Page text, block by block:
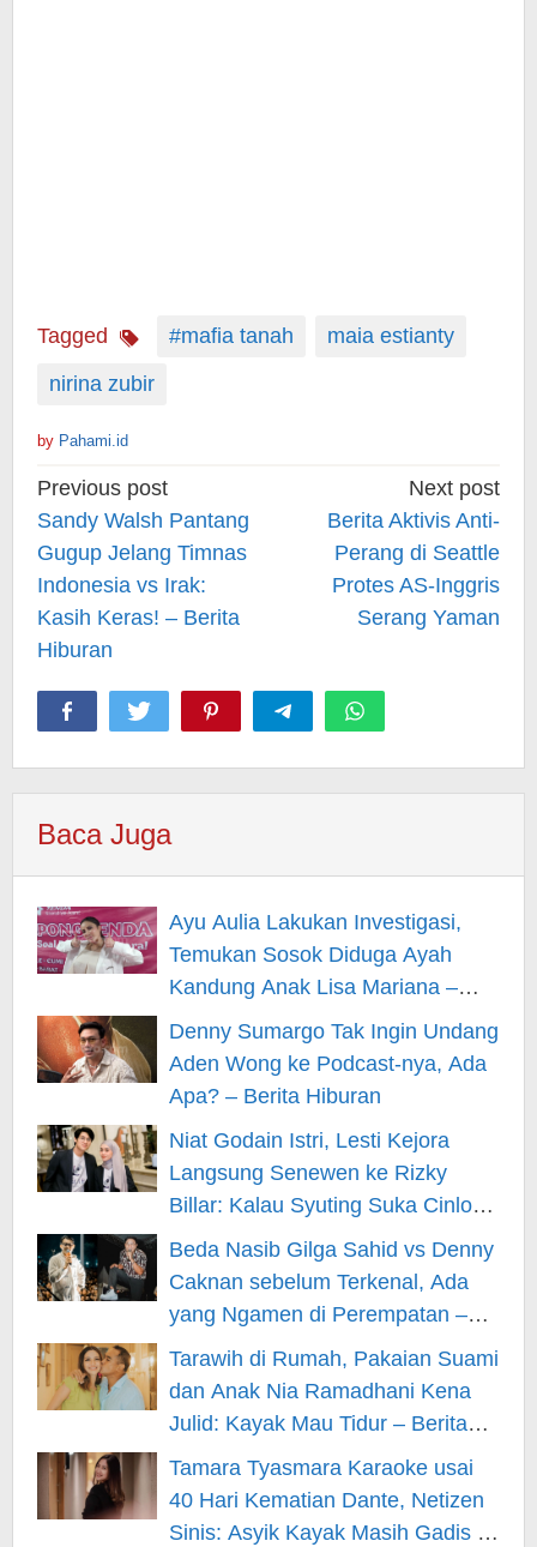
Tagged #mafia tanah
maia estianty
nirina zubir
by Pahami.id
Post
navigation
Previous post
Sandy Walsh Pantang
Gugup Jelang Timnas
Indonesia vs Irak:
Kasih Keras! – Berita
Hiburan
Next post
Berita Aktivis Anti-
Perang di Seattle
Protes AS-Inggris
Serang Yaman
Baca Juga
Ayu Aulia Lakukan Investigasi,
Temukan Sosok Diduga Ayah
Kandung Anak Lisa Mariana –
Berita Hiburan
Denny Sumargo Tak Ingin Undang
Aden Wong ke Podcast-nya, Ada
Apa? – Berita Hiburan
Niat Godain Istri, Lesti Kejora
Langsung Senewen ke Rizky
Billar: Kalau Syuting Suka Cinlok?
– Berita Hiburan
Beda Nasib Gilga Sahid vs Denny
Caknan sebelum Terkenal, Ada
yang Ngamen di Perempatan –
Berita Hiburan
Tarawih di Rumah, Pakaian Suami
dan Anak Nia Ramadhani Kena
Julid: Kayak Mau Tidur – Berita
Hiburan
Tamara Tyasmara Karaoke usai
40 Hari Kematian Dante, Netizen
Sinis: Asyik Kayak Masih Gadis –